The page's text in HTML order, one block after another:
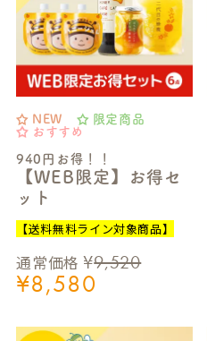
940円お得！！
【WEB限定】お得セ
ット
NEW
限定商品
おすすめ
通常価格 ¥9,520
¥8,580
【送料無料ライン対象商品】